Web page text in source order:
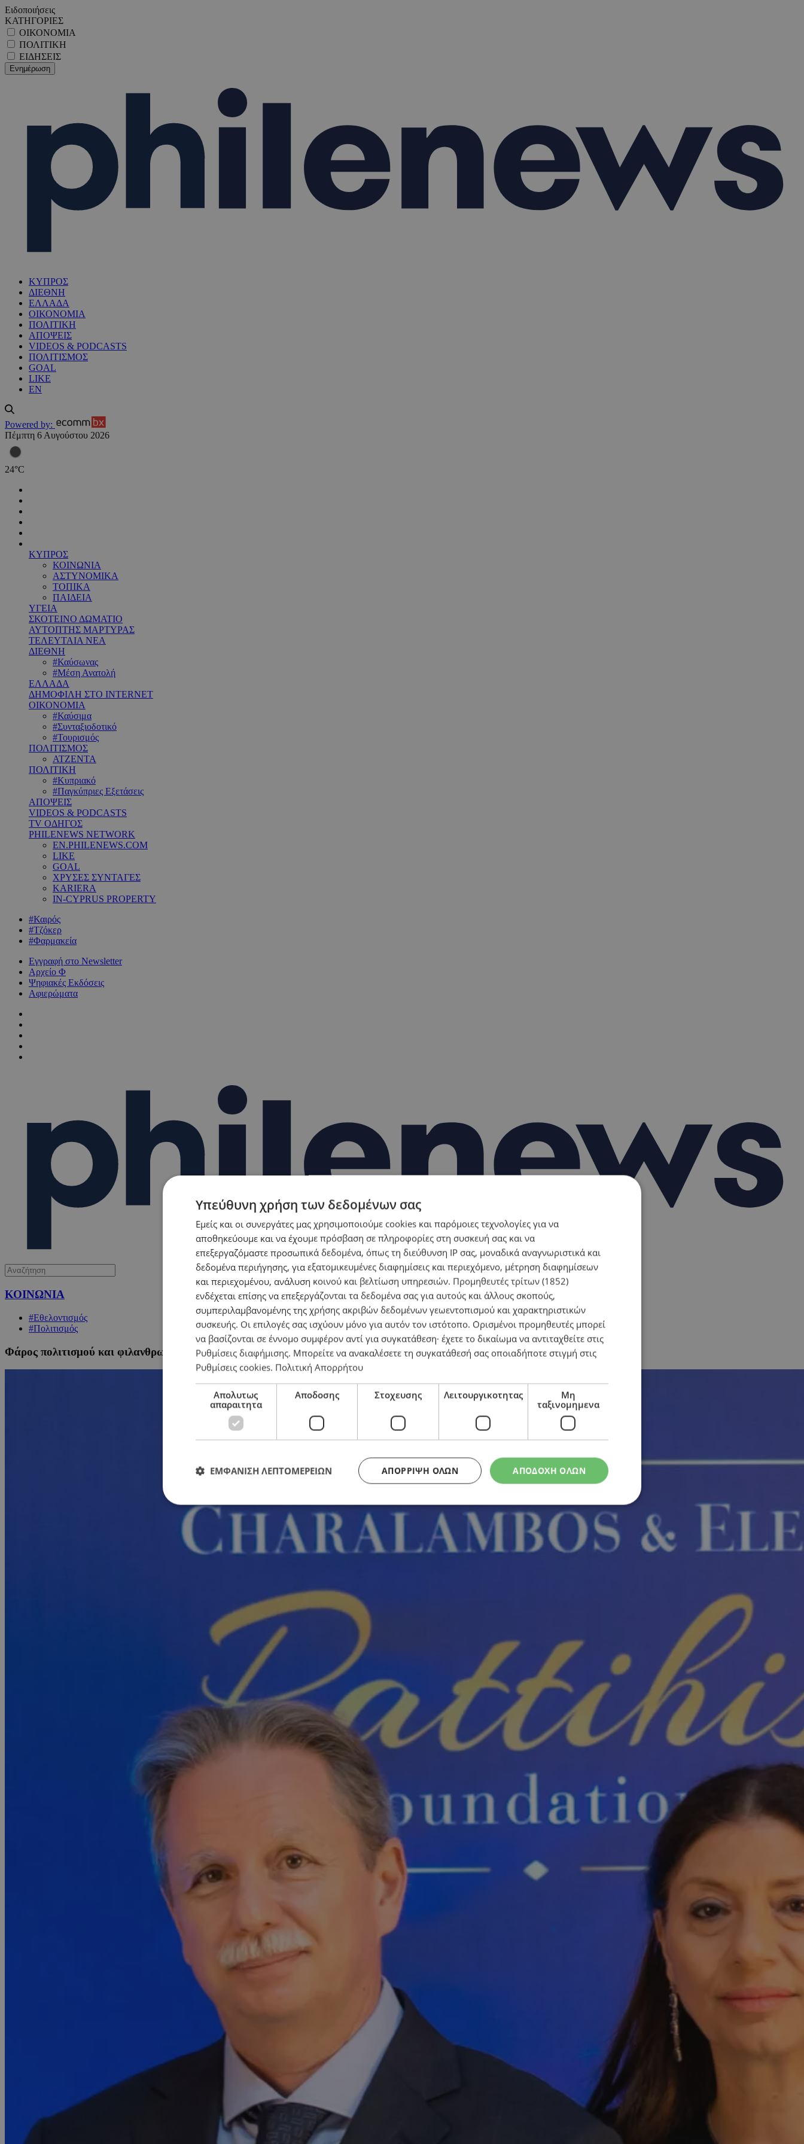
Ειδοποιήσεις
ΚΑΤΗΓΟΡΙΕΣ
ΟΙΚΟΝΟΜΙΑ
ΠΟΛΙΤΙΚΗ
ΕΙΔΗΣΕΙΣ
ΚΥΠΡΟΣ
ΔΙΕΘΝΗ
ΕΛΛΑΔΑ
ΟΙΚΟΝΟΜΙΑ
ΠΟΛΙΤΙΚΗ
ΑΠΟΨΕΙΣ
VIDEOS & PODCASTS
ΠΟΛΙΤΙΣΜΟΣ
GOAL
LIKE
EN
Powered by:
Πέμπτη 6 Αυγούστου 2026
24°C
ΚΥΠΡΟΣ
ΚΟΙΝΩΝΙΑ
ΑΣΤΥΝΟΜΙΚΑ
ΤΟΠΙΚΑ
ΠΑΙΔΕΙΑ
ΥΓΕΙΑ
ΣΚΟΤΕΙΝΟ ΔΩΜΑΤΙΟ
ΑΥΤΟΠΤΗΣ ΜΑΡΤΥΡΑΣ
ΤΕΛΕΥΤΑΙΑ ΝΕΑ
ΔΙΕΘΝΗ
#Καύσωνας
#Μέση Ανατολή
ΕΛΛΑΔΑ
ΔΗΜΟΦΙΛΗ ΣΤΟ INTERNET
ΟΙΚΟΝΟΜΙΑ
#Καύσιμα
#Συνταξιοδοτικό
#Τουρισμός
ΠΟΛΙΤΙΣΜΟΣ
ΑΤΖΕΝΤΑ
ΠΟΛΙΤΙΚΗ
#Κυπριακό
#Παγκύπριες Εξετάσεις
ΑΠΟΨΕΙΣ
VIDEOS & PODCASTS
TV ΟΔΗΓΟΣ
PHILENEWS NETWORK
EN.PHILENEWS.COM
LIKE
GOAL
ΧΡΥΣΕΣ ΣΥΝΤΑΓΕΣ
KARIERA
IN-CYPRUS PROPERTY
#Καιρός
#Τζόκερ
#Φαρμακεία
Εγγραφή στο Newsletter
Αρχείο Φ
Ψηφιακές Εκδόσεις
Αφιερώματα
ΚΟΙΝΩΝΙΑ
#Εθελοντισμός
#Πολιτισμός
Φάρος πολιτισμού και φιλανθρωπίας το Ίδρυμα Χαράλαμπος και Έλενα Παττίχη
Υπεύθυνη χρήση των δεδομένων σας
Εμείς και οι συνεργάτες μας χρησιμοποιούμε cookies και παρόμοιες τεχνολογίες για να
αποθηκεύουμε και να έχουμε πρόσβαση σε πληροφορίες στη συσκευή σας και να
επεξεργαζόμαστε προσωπικά δεδομένα, όπως τη διεύθυνση IP σας, μοναδικά αναγνωριστικά και
δεδομένα περιήγησης, για εξατομικευμένες διαφημίσεις και περιεχόμενο, μέτρηση διαφημίσεων
και περιεχομένου, ανάλυση κοινού και βελτίωση υπηρεσιών. Προμηθευτές τρίτων (1852)
ενδέχεται επίσης να επεξεργάζονται τα δεδομένα σας για αυτούς και άλλους σκοπούς,
συμπεριλαμβανομένης της χρήσης ακριβών δεδομένων γεωεντοπισμού και χαρακτηριστικών
συσκευής. Οι επιλογές σας ισχύουν μόνο για αυτόν τον ιστότοπο. Ορισμένοι προμηθευτές μπορεί
να βασίζονται σε έννομο συμφέρον αντί για συγκατάθεση· έχετε το δικαίωμα να αντιταχθείτε στις
Ρυθμίσεις διαφήμισης. Μπορείτε να ανακαλέσετε τη συγκατάθεσή σας οποιαδήποτε στιγμή στις
Ρυθμίσεις cookies. Πολιτική Απορρήτου
Απολυτως
απαραιτητα
Αποδοσης Στοχευσης Λειτουργικοτητας
Μη
ταξινομημενα
ΑΠΟΔΟΧΗ ΟΛΩΝ
ΑΠΌΡΡΙΨΗ ΌΛΩΝ
ΕΜΦΑΝΙΣΗ ΛΕΠΤΟΜΕΡΕΙΩΝ